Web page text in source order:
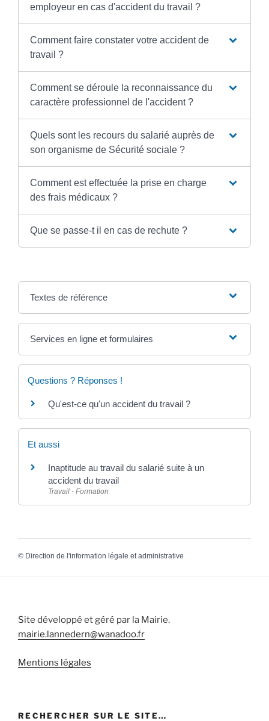
employeur en cas d'accident du travail ?
Comment faire constater votre accident de
travail ?
Comment se déroule la reconnaissance du
caractère professionnel de l'accident ?
Quels sont les recours du salarié auprès de
son organisme de Sécurité sociale ?
Comment est effectuée la prise en charge
des frais médicaux ?
Que se passe-t il en cas de rechute ?
Textes de référence
Services en ligne et formulaires
Questions ? Réponses !
Qu'est-ce qu'un accident du travail ?
Et aussi
Inaptitude au travail du salarié suite à un
accident du travail
Travail - Formation
© Direction de l'information légale et administrative
Site développé et géré par la Mairie.
mairie.lannedern@wanadoo.fr
Mentions légales
RECHERCHER SUR LE SITE…